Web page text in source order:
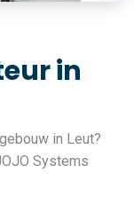
in
in Leut?
Systems